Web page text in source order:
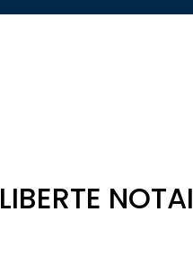
LIBERTE